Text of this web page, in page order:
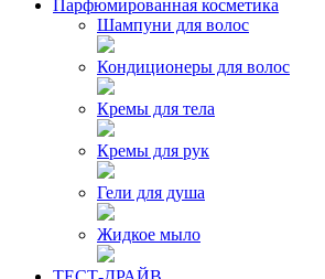
Парфюмированная косметика
Шампуни для волос
Кондиционеры для волос
Кремы для тела
Кремы для рук
Гели для душа
Жидкое мыло